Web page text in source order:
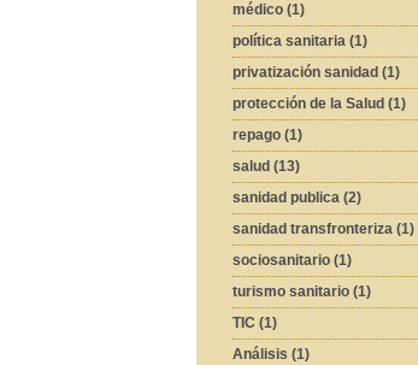
médico (1)
política sanitaria (1)
privatización sanidad (1)
protección de la Salud (1)
repago (1)
salud (13)
sanidad publica (2)
sanidad transfronteriza (1)
sociosanitario (1)
turismo sanitario (1)
TIC (1)
Análisis (1)